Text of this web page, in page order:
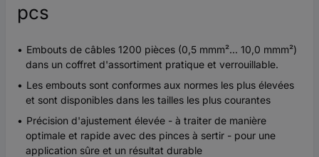
pcs
Embouts de câbles 1200 pièces (0,5 mmm²... 10,0 mmm²)
dans un coffret d'assortiment pratique et verrouillable.
Les embouts sont conformes aux normes les plus élevées
et sont disponibles dans les tailles les plus courantes
Précision d'ajustement élevée - à traiter de manière
optimale et rapide avec des pinces à sertir - pour une
application sûre et un résultat durable